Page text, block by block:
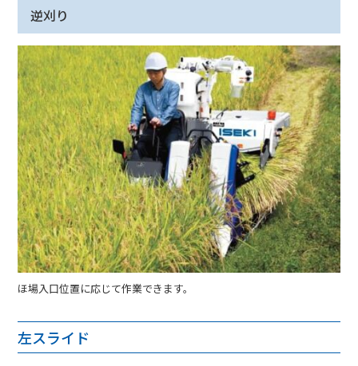
逆刈り
ほ場入口位置に応じて作業できます。
左スライド